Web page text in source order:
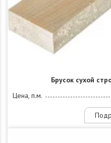
Брусок сухой
Цена, п.м.